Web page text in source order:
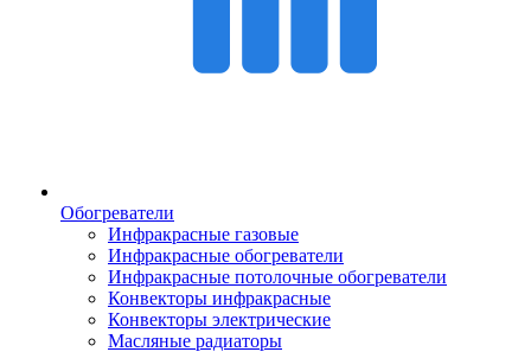
Обогреватели
Инфракрасные газовые
Инфракрасные обогреватели
Инфракрасные потолочные обогреватели
Конвекторы инфракрасные
Конвекторы электрические
Масляные радиаторы